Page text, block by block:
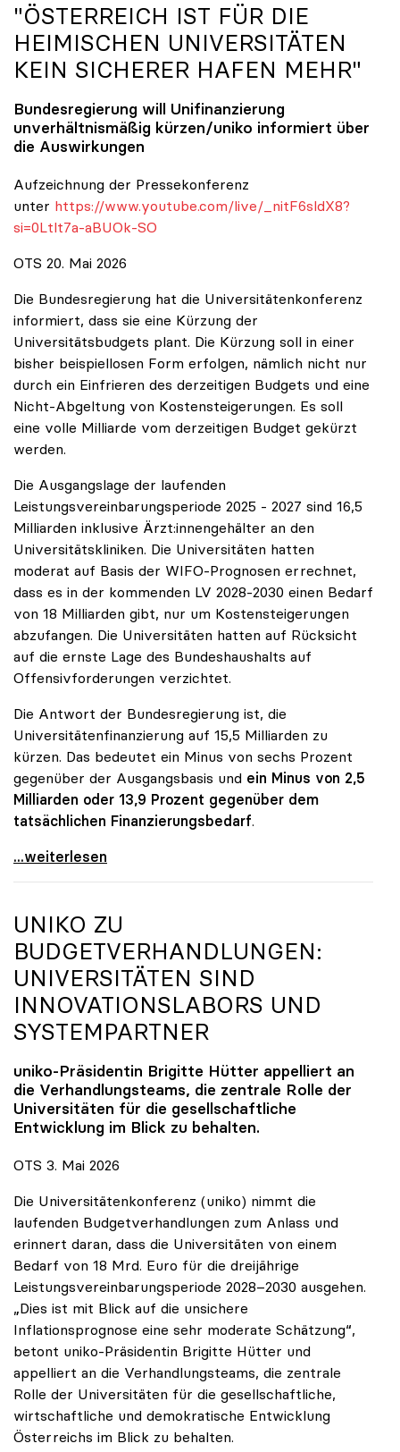
"ÖSTERREICH IST FÜR DIE
HEIMISCHEN UNIVERSITÄTEN
KEIN SICHERER HAFEN MEHR"
Bundesregierung will Unifinanzierung
unverhältnismäßig kürzen/uniko informiert über
die Auswirkungen
Aufzeichnung der Pressekonferenz
unter https://www.youtube.com/live/_nitF6sldX8?
si=0Ltlt7a-aBUOk-SO
OTS 20. Mai 2026
Die Bundesregierung hat die Universitätenkonferenz
informiert, dass sie eine Kürzung der
Universitätsbudgets plant. Die Kürzung soll in einer
bisher beispiellosen Form erfolgen, nämlich nicht nur
durch ein Einfrieren des derzeitigen Budgets und eine
Nicht-Abgeltung von Kostensteigerungen. Es soll
eine volle Milliarde vom derzeitigen Budget gekürzt
werden.
Die Ausgangslage der laufenden
Leistungsvereinbarungsperiode 2025 - 2027 sind 16,5
Milliarden inklusive Ärzt:innengehälter an den
Universitätskliniken. Die Universitäten hatten
moderat auf Basis der WIFO-Prognosen errechnet,
dass es in der kommenden LV 2028-2030 einen Bedarf
von 18 Milliarden gibt, nur um Kostensteigerungen
abzufangen. Die Universitäten hatten auf Rücksicht
auf die ernste Lage des Bundeshaushalts auf
Offensivforderungen verzichtet.
Die Antwort der Bundesregierung ist, die
Universitätenfinanzierung auf 15,5 Milliarden zu
kürzen. Das bedeutet ein Minus von sechs Prozent
gegenüber der Ausgangsbasis und ein Minus von 2,5
Milliarden oder 13,9 Prozent gegenüber dem
tatsächlichen Finanzierungsbedarf.
\"Österreich ist für die heimischen Universitäten
...weiterlesen
UNIKO ZU
BUDGETVERHANDLUNGEN:
UNIVERSITÄTEN SIND
INNOVATIONSLABORS UND
SYSTEMPARTNER
uniko-Präsidentin Brigitte Hütter appelliert an
die Verhandlungsteams, die zentrale Rolle der
Universitäten für die gesellschaftliche
Entwicklung im Blick zu behalten.
OTS 3. Mai 2026
Die Universitätenkonferenz (uniko) nimmt die
laufenden Budgetverhandlungen zum Anlass und
erinnert daran, dass die Universitäten von einem
Bedarf von 18 Mrd. Euro für die dreijährige
Leistungsvereinbarungsperiode 2028–2030 ausgehen.
„Dies ist mit Blick auf die unsichere
Inflationsprognose eine sehr moderate Schätzung“,
betont uniko-Präsidentin Brigitte Hütter und
appelliert an die Verhandlungsteams, die zentrale
Rolle der Universitäten für die gesellschaftliche,
wirtschaftliche und demokratische Entwicklung
Österreichs im Blick zu behalten.